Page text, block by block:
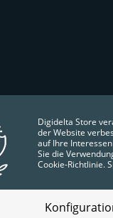
QUALITY POLICY
Digidelta Store
der Website
auf Ihre
Sie die
Cookie-Richtlinie.